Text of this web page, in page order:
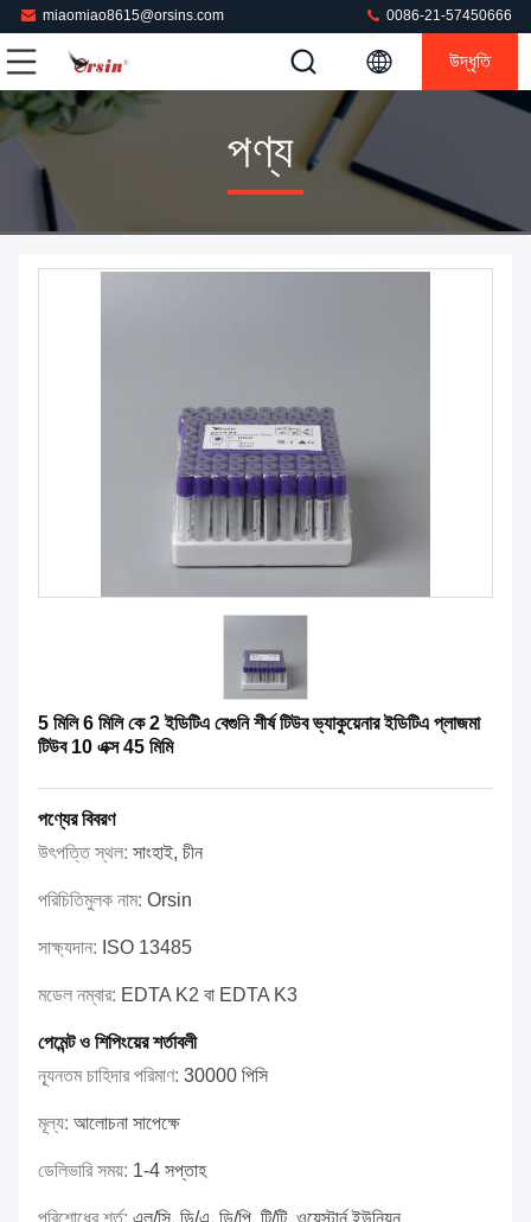
miaomiao8615@orsins.com 0086-21-57450666
উদ্ধৃতি
পণ্য
5 মিলি 6 মিলি কে 2 ইডিটিএ বেগুনি শীর্ষ টিউব ভ্যাকুয়েনার ইডিটিএ প্লাজমা
টিউব 10 এক্স 45 মিমি
পণ্যের বিবরণ
উৎপত্তি স্থল: সাংহাই, চীন
পরিচিতিমুলক নাম: Orsin
সাক্ষ্যদান: ISO 13485
মডেল নম্বার: EDTA K2 বা EDTA K3
পেমেন্ট ও শিপিংয়ের শর্তাবলী
ন্যূনতম চাহিদার পরিমাণ: 30000 পিসি
মূল্য: আলোচনা সাপেক্ষে
ডেলিভারি সময়: 1-4 সপ্তাহ